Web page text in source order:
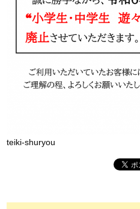
teiki-shuryou